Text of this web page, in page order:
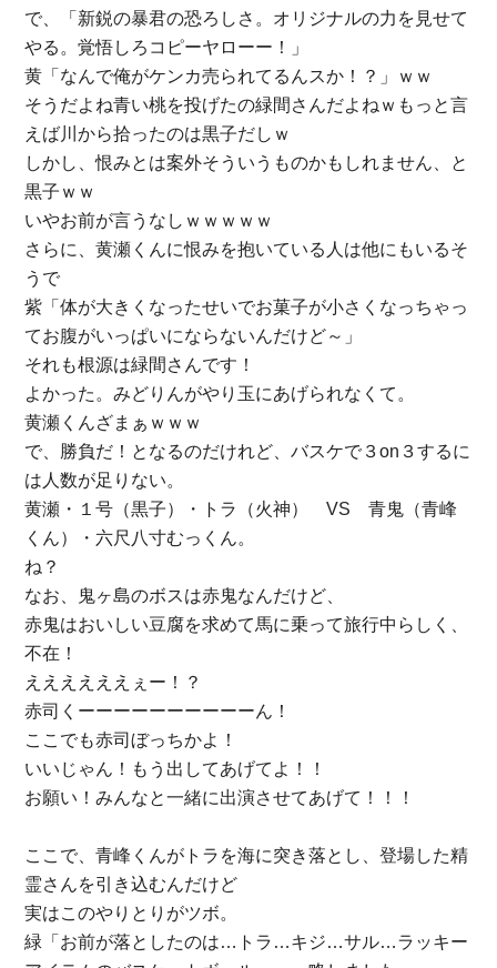
で、「新鋭の暴君の恐ろしさ。オリジナルの力を見せて
やる。覚悟しろコピーヤローー！」
黄「なんで俺がケンカ売られてるんスか！？」ｗｗ
そうだよね青い桃を投げたの緑間さんだよねｗもっと言
えば川から拾ったのは黒子だしｗ
しかし、恨みとは案外そういうものかもしれません、と
黒子ｗｗ
いやお前が言うなしｗｗｗｗｗ
さらに、黄瀬くんに恨みを抱いている人は他にもいるそ
うで
紫「体が大きくなったせいでお菓子が小さくなっちゃっ
てお腹がいっぱいにならないんだけど～」
それも根源は緑間さんです！
よかった。みどりんがやり玉にあげられなくて。
黄瀬くんざまぁｗｗｗ
で、勝負だ！となるのだけれど、バスケで３on３するに
は人数が足りない。
黄瀬・１号（黒子）・トラ（火神） VS 青鬼（青峰
くん）・六尺八寸むっくん。
ね？
なお、鬼ヶ島のボスは赤鬼なんだけど、
赤鬼はおいしい豆腐を求めて馬に乗って旅行中らしく、
不在！
ええええええぇー！？
赤司くーーーーーーーーーーん！
ここでも赤司ぼっちかよ！
いいじゃん！もう出してあげてよ！！
お願い！みんなと一緒に出演させてあげて！！！
ここで、青峰くんがトラを海に突き落とし、登場した精
霊さんを引き込むんだけど
実はこのやりとりがツボ。
緑「お前が落としたのは…トラ…キジ…サル…ラッキー